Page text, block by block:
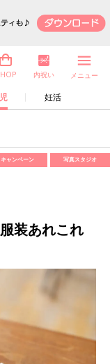
妊活
内祝い メニュー
キャンペーン 写真スタジオ
装あれこれ